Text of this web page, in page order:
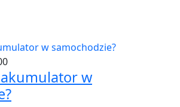
akumulator w